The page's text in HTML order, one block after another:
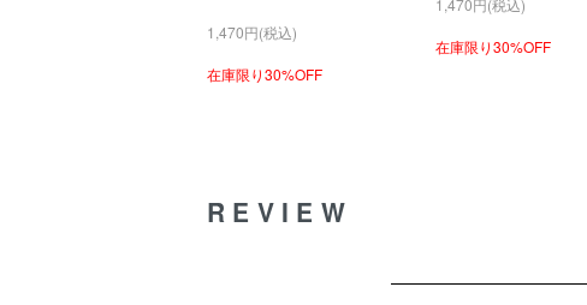
1,470円(税込)
在庫限り30%OFF
1,470円(税込)
在庫限り30%OFF
REVIEW